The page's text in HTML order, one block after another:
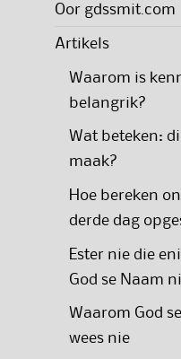
Oor gdssmit.com
Artikels
Waarom is
belangrik?
Wat beteken:
maak?
Hoe bereken
derde dag
Ester nie die
God se Naam
Waarom God
wees nie